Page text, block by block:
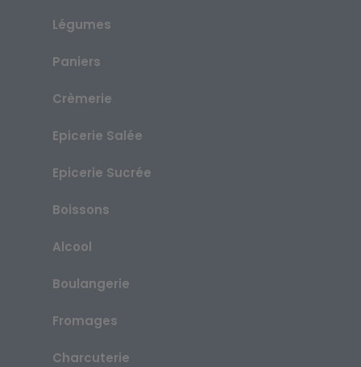
Légumes
Paniers
Crèmerie
Epicerie Salée
Epicerie Sucrée
Boissons
Alcool
Boulangerie
Fromages
Charcuterie